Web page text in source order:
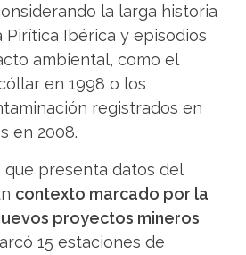
la larga historia
Pirítica Ibérica y episodios
ambiental, como el
en 1998 o los
registrados en
en 2008.
que presenta datos del
contexto marcado por la
proyectos mineros
15 estaciones de